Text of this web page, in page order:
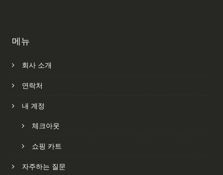
메뉴
회사 소개
연락처
내 계정
체크아웃
쇼핑 카트
자주하는 질문